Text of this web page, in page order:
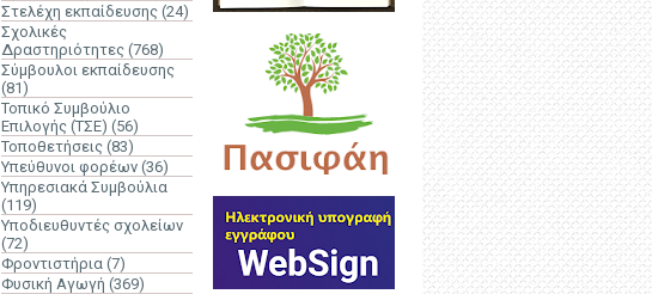
Στελέχη εκπαίδευσης (24)
Σχολικές
Δραστηριότητες (768)
Σύμβουλοι εκπαίδευσης
(81)
Τοπικό Συμβούλιο
Επιλογής (ΤΣΕ) (56)
Τοποθετήσεις (83)
Υπεύθυνοι φορέων (36)
Υπηρεσιακά Συμβούλια
(119)
Υποδιευθυντές σχολείων
(72)
Φροντιστήρια (7)
Φυσική Αγωγή (369)